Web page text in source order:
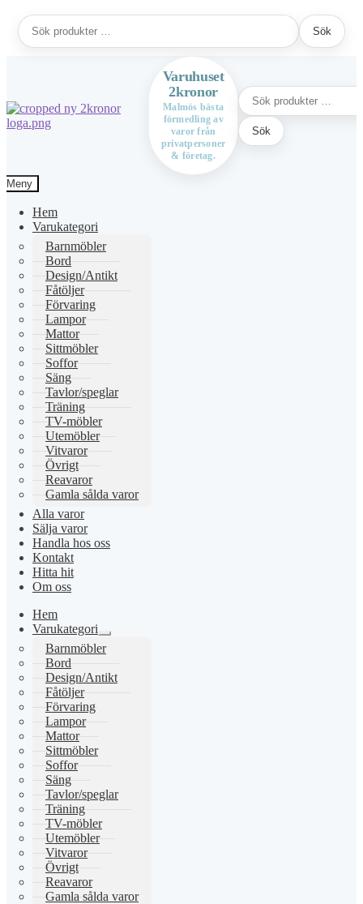
Sök
efter:
Sök
Hoppa
Hoppa
Varuhuset
2kronor
Malmös bästa
förmedling av
varor från
privatpersoner
& företag.
Sök
efter:
Sök
Meny
Hem
Varukategori
Barnmöbler
Bord
Design/Antikt
Fåtöljer
Förvaring
Lampor
Mattor
Sittmöbler
Soffor
Säng
Tavlor/speglar
Träning
TV-möbler
Utemöbler
Vitvaror
Övrigt
Reavaror
Gamla sålda varor
Alla varor
Sälja varor
Handla hos oss
Kontakt
Hitta hit
Om oss
Hem
Varukategori
Expandera
undermeny
Barnmöbler
Bord
Design/Antikt
Fåtöljer
Förvaring
Lampor
Mattor
Sittmöbler
Soffor
Säng
Tavlor/speglar
Träning
TV-möbler
Utemöbler
Vitvaror
Övrigt
Reavaror
Gamla sålda varor